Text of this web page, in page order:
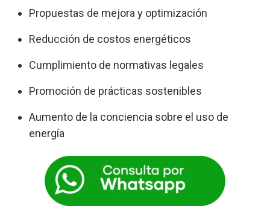
Propuestas de mejora y optimización
Reducción de costos energéticos
Cumplimiento de normativas legales
Promoción de prácticas sostenibles
Aumento de la conciencia sobre el uso de
energía